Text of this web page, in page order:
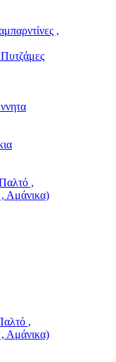
,
,
, Αμάνικα)
,
, Αμάνικα)